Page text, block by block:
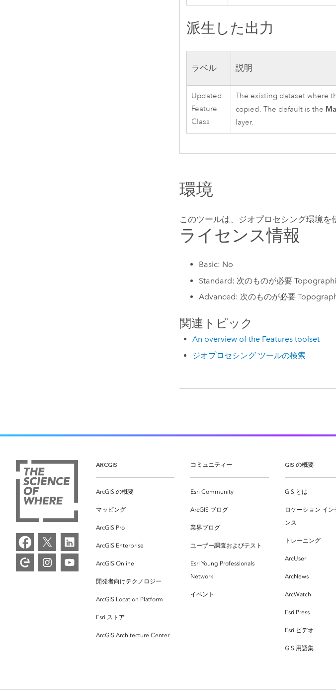
派生した出力
ラベル 説明
Updated
Feature
Class
The existing dataset where
copied. The default is the
layer.
環境
このツールは、ジオプロセシング環境を
ライセンス情報
Basic: No
Standard: 次のものが必要
Advanced: 次のものが必要
関連トピック
An overview of the Features toolset
ジオプロセシング ツールの検索
ARCGIS
ArcGIS の概要
マッピング
ArcGIS Pro
ArcGIS Enterprise
ArcGIS Online
開発者向けテクノロジー
ArcGIS Location Platform
Esri ストア
ArcGIS Architecture Center
コミュニティー
Esri Community
ArcGIS ブログ
業界ブログ
ユーザー調査およびテスト
Esri Young Professionals
Network
イベント
GIS の概要
GIS とは
ロケーション イン
ンス
トレーニング
ArcUser
ArcNews
ArcWatch
Esri Press
Esri ビデオ
GIS 用語集